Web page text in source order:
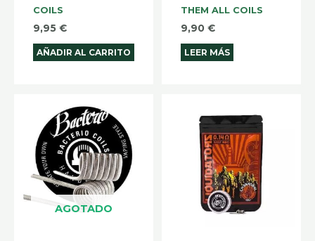
COILS
9,95 €
AÑADIR AL CARRITO
THEM ALL COILS
9,90 €
LEER MÁS
AGOTADO